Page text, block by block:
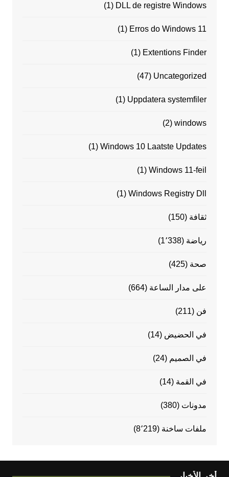
DLL de registre Windows
(1)
Erros do Windows 11
(1)
Extentions Finder
(1)
Uncategorized
(47)
Uppdatera systemfiler
(1)
windows
(2)
Windows 10 Laatste Updates
(1)
Windows 11-feil
(1)
Windows Registry Dll
(1)
ثقافة (150)
رياضة (1٬338)
صحة (425)
على مدار الساعة (664)
فن (211)
في الحضيض (14)
في الصميم (24)
في القمة (14)
مدونات (380)
ملفات ساخنة (8٬219)